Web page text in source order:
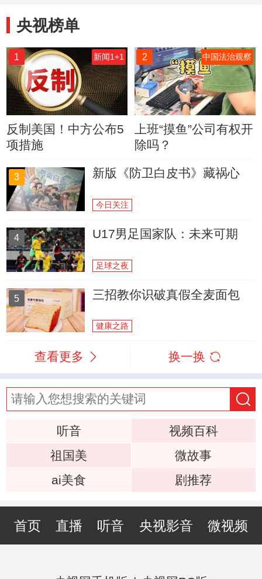
央视榜单
1 新闻1+1
反制美国！中方公布5
项措施
2 中国法治观察
上班“摸鱼”公司有权开
除吗？
3 新版《防卫白皮书》藏祸心
今日关注
4 U17男足国家队：未来可期
足球之夜
5 三招教你识破真假全麦面包
健康之路
查看更多 换一换
听音
视频百科
祖国美
微故事
ai美食
剧推荐
首页 直播 听音 央视影音 微视频